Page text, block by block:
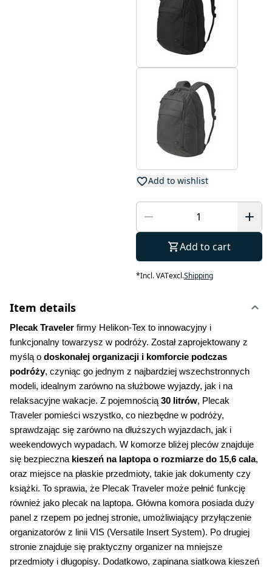
Add to wishlist
Add to cart
*Incl. VATexcl.Shipping
Item details
Plecak Traveler firmy Helikon-Tex to innowacyjny i
funkcjonalny towarzysz w podróży. Został zaprojektowany z
myślą o doskonałej organizacji i komforcie podczas
podróży, czyniąc go jednym z najbardziej wszechstronnych
modeli, idealnym zarówno na służbowe wyjazdy, jak i na
relaksacyjne wakacje. Z pojemnością 30 litrów, Plecak
Traveler pomieści wszystko, co niezbędne w podróży,
sprawdzając się zarówno na dłuższych wyjazdach, jak i
weekendowych wypadach. W komorze bliżej pleców znajduje
się bezpieczna kieszeń na laptopa o rozmiarze do 15,6 cala,
oraz miejsce na płaskie przedmioty, takie jak dokumenty czy
książki. To sprawia, że Plecak Traveler może pełnić funkcję
również jako plecak na laptopa. Główna komora posiada duży
panel z rzepem po jednej stronie, umożliwiający przyłączenie
organizatorów z linii VIS (Versatile Insert System). Po drugiej
stronie znajduje się praktyczny organizer na mniejsze
przedmioty i długopisy. Dodatkowo, zapinana siatkowa kieszeń